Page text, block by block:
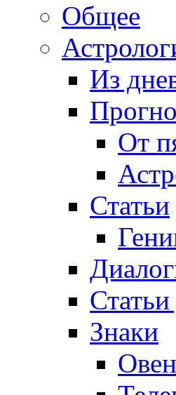
Общее
Из
От
Статьи
Знаки
Овен